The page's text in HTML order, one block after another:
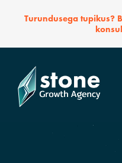
Turundusega tupikus?